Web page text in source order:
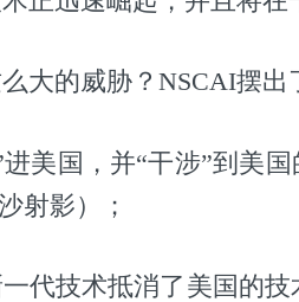
大的威胁？NSCAI摆出
美国，并“干涉”到美
射影）；
代技术抵消了美国的